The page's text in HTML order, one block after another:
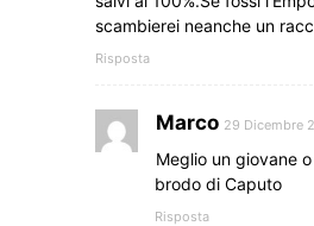
scambierei neanche un
Risposta
Marco 29 Dicembre
Meglio un giovane
brodo di Caputo
Risposta